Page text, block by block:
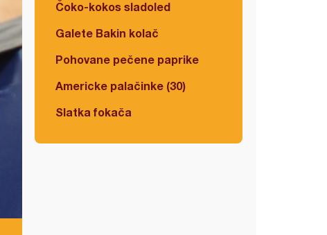
Čoko-kokos sladoled
Galete Bakin kolač
Pohovane pečene paprike
Americke palačinke (30)
Slatka fokača